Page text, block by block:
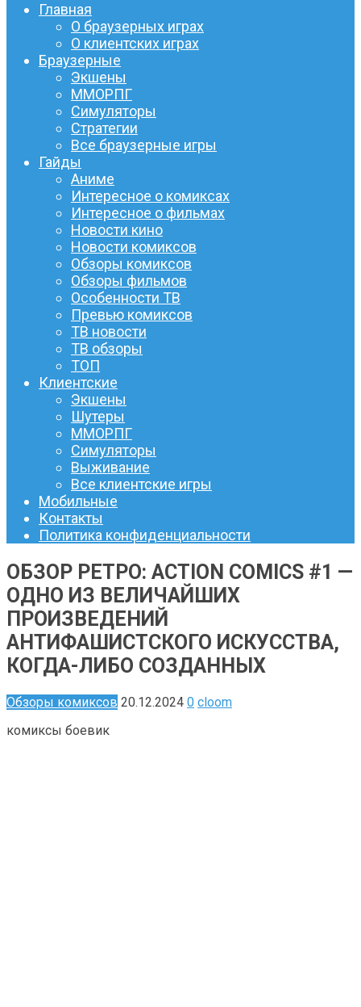
Главная
О браузерных играх
О клиентских играх
Браузерные
Экшены
ММОРПГ
Симуляторы
Стратегии
Все браузерные игры
Гайды
Аниме
Интересное о комиксах
Интересное о фильмах
Новости кино
Новости комиксов
Обзоры комиксов
Обзоры фильмов
Особенности ТВ
Превью комиксов
ТВ новости
ТВ обзоры
ТОП
Клиентские
Экшены
Шутеры
ММОРПГ
Симуляторы
Выживание
Все клиентские игры
Мобильные
Контакты
Политика конфиденциальности
ОБЗОР РЕТРО: ACTION COMICS #1 —
ОДНО ИЗ ВЕЛИЧАЙШИХ
ПРОИЗВЕДЕНИЙ
АНТИФАШИСТСКОГО ИСКУССТВА,
КОГДА-ЛИБО СОЗДАННЫХ
Обзоры комиксов 20.12.2024 0 cloom
комиксы боевик